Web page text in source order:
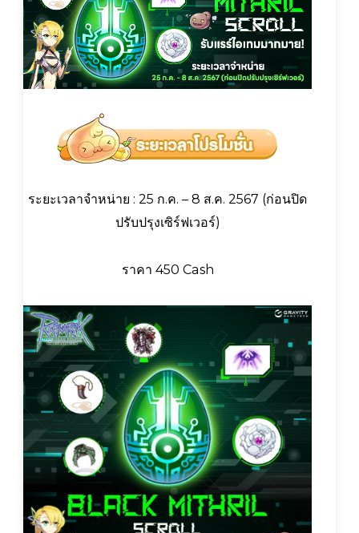
ระยะเวลาจำหน่าย : 25 ก.ค. – 8 ส.ค. 2567 (ก่อนปิด
ปรับปรุงเซิร์ฟเวอร์)
ราคา 450 Cash